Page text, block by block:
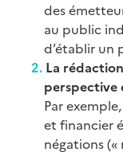
des
au public
d’établir un
La
perspective
Par
et financier
négations